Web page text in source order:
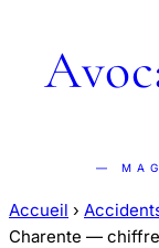
—
Accueil ›
Charente —